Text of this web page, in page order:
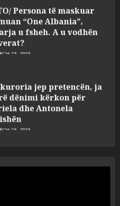
Persona të maskuar
“One Albania”,
u fsheh. A u vodhën
25, 2025
jep pretencën, ja
dënimi kërkon për
dhe Antonela
25, 2025